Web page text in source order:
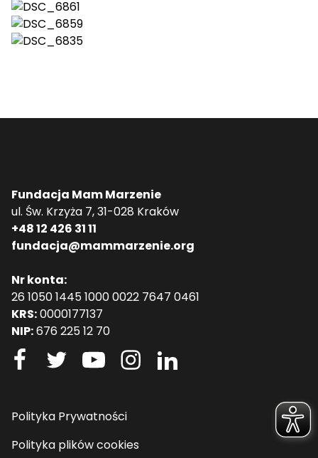
Fundacja Mam Marzenie
ul. Św. Krzyża 7, 31-028 Kraków
+48 12 426 31 11
fundacja@mammarzenie.org
Nr konta:
26 1050 1445 1000 0022 7647 0461
KRS:0000177137
NIP:676 225 12 70
Polityka Prywatności
Polityka plików cookies